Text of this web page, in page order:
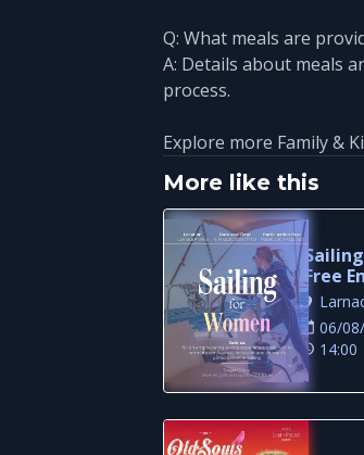
Q: What meals are
A: Details about meals
process.
Explore more Family &
More like this
Free
Sailing
06/
14:00